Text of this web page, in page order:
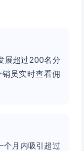
展超过200名分
员实时查看佣
个月内吸引超过